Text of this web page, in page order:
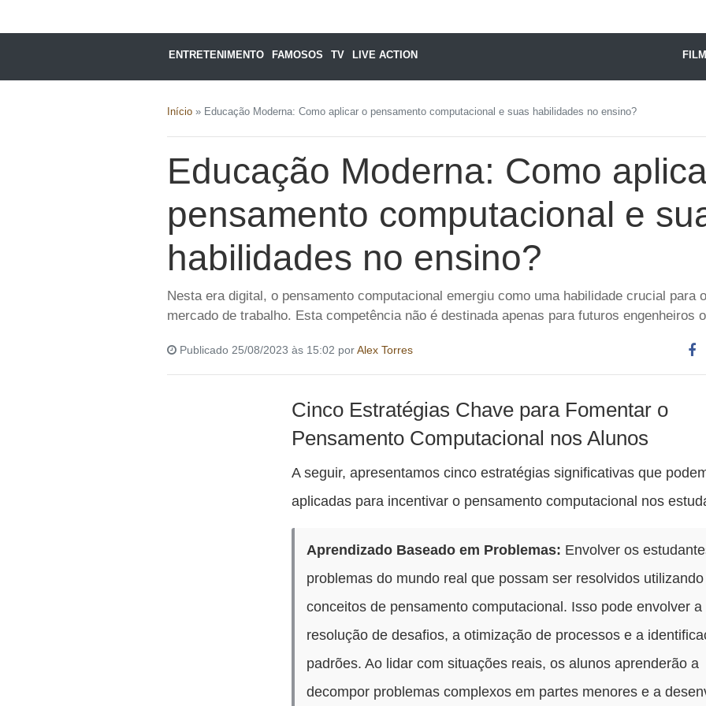
ENTRETENIMENTO FAMOSOS TV LIVE ACTION
Início » Educação Moderna: Como aplicar o pensamento computacional e suas habilidades no ensino?
Educação Moderna: Como
pensamento computacional e
habilidades no ensino?
Nesta era digital, o pensamento computacional emergiu como uma habilidade crucial para
mercado de trabalho. Esta competência não é destinada apenas para futuros engenheiros
Publicado 25/08/2023 às 15:02 porAlex Torres
Cinco Estratégias Chave para Fomentar o
Pensamento Computacional nos Alunos
A seguir, apresentamos cinco estratégias significativas que
aplicadas para incentivar o pensamento computacional nos
Aprendizado Baseado em Problemas: Envolver os
problemas do mundo real que possam ser resolvidos utilizando
conceitos de pensamento computacional. Isso pode envolver a
resolução de desafios, a otimização de processos e a
padrões. Ao lidar com situações reais, os alunos aprenderão a
decompor problemas complexos em partes menores e a